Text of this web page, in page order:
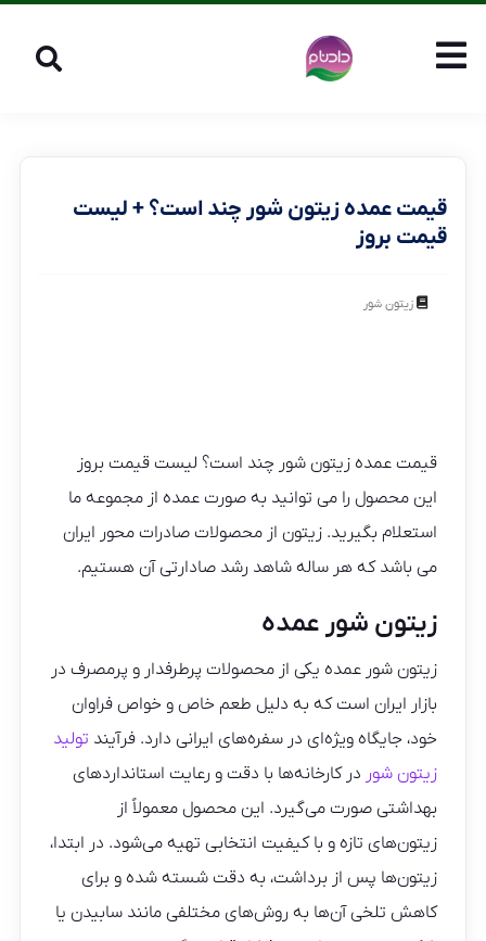
قیمت عمده زیتون شور چند است؟ + لیست
قیمت بروز
زیتون شور
قیمت عمده زیتون شور چند است؟ لیست قیمت بروز
این محصول را می توانید به صورت عمده از مجموعه ما
استعلام بگیرید. زیتون از محصولات صادرات محور ایران
می باشد که هر ساله شاهد رشد صادارتی آن هستیم.
زیتون شور عمده
زیتون شور عمده یکی از محصولات پرطرفدار و پرمصرف در
بازار ایران است که به دلیل طعم خاص و خواص فراوان
خود، جایگاه ویژه‌ای در سفره‌های ایرانی دارد. فرآیند تولید
زیتون شور در کارخانه‌ها با دقت و رعایت استانداردهای
بهداشتی صورت می‌گیرد. این محصول معمولاً از
زیتون‌های تازه و با کیفیت انتخابی تهیه می‌شود. در ابتدا،
زیتون‌ها پس از برداشت، به دقت شسته شده و برای
کاهش تلخی آن‌ها به روش‌های مختلفی مانند سابیدن یا